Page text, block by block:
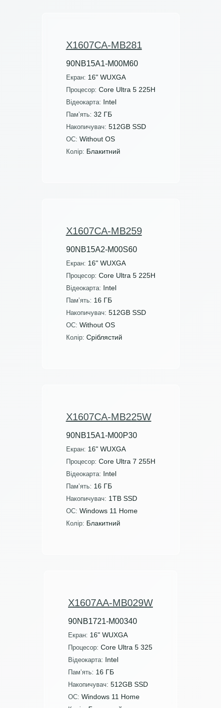
X1607CA-MB281
90NB15A1-M00M60
Екран: 16" WUXGA
Процесор: Core Ultra 5 225H
Відеокарта: Intel
Пам’ять: 32 ГБ
Накопичувач: 512GB SSD
ОС: Without OS
Колір: Блакитний
X1607CA-MB259
90NB15A2-M00S60
Екран: 16" WUXGA
Процесор: Core Ultra 5 225H
Відеокарта: Intel
Пам’ять: 16 ГБ
Накопичувач: 512GB SSD
ОС: Without OS
Колір: Сріблястий
X1607CA-MB225W
90NB15A1-M00P30
Екран: 16" WUXGA
Процесор: Core Ultra 7 255H
Відеокарта: Intel
Пам’ять: 16 ГБ
Накопичувач: 1TB SSD
ОС: Windows 11 Home
Колір: Блакитний
X1607AA-MB029W
90NB1721-M00340
Екран: 16" WUXGA
Процесор: Core Ultra 5 325
Відеокарта: Intel
Пам’ять: 16 ГБ
Накопичувач: 512GB SSD
ОС: Windows 11 Home